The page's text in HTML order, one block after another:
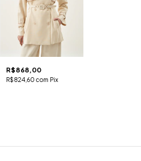
R$868,00
R$824,60 com Pix